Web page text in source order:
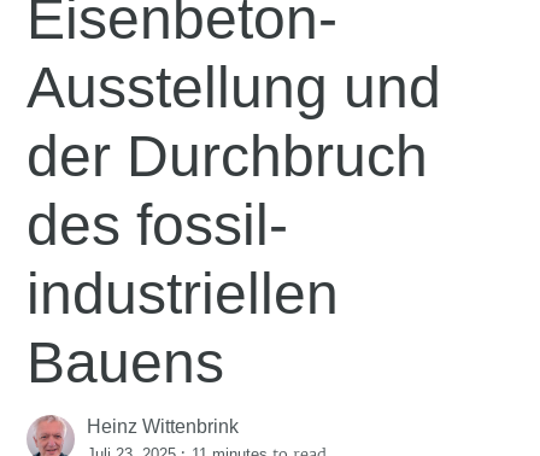
Eisenbeton-
Ausstellung und
der Durchbruch
des fossil-
industriellen
Bauens
Heinz Wittenbrink